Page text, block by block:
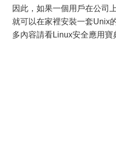
因此，如果一個用戶在公司
就可以在家裡安裝一套Unix
多內容請看Linux安全應用